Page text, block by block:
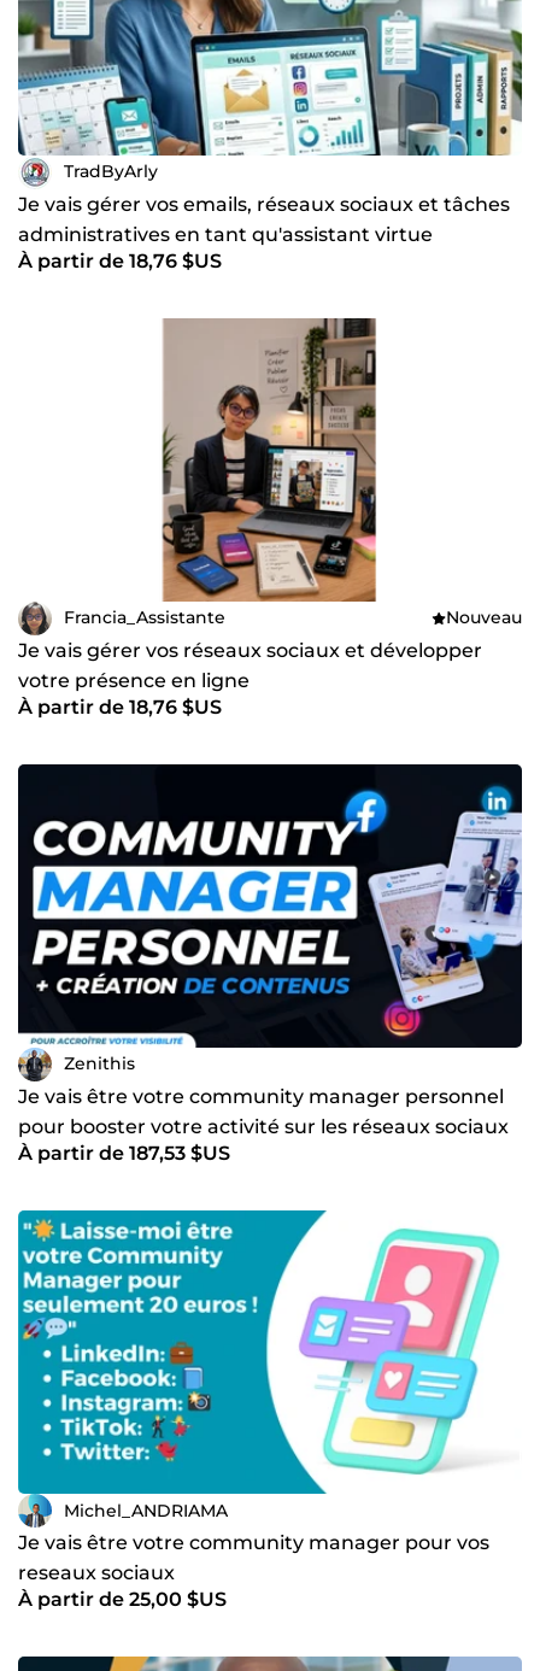
TradByArly
Je vais gérer vos emails, réseaux sociaux et tâches
administratives en tant qu'assistant virtue
À partir de 18,76 $US
Francia_Assistante Nouveau
Je vais gérer vos réseaux sociaux et développer
votre présence en ligne
À partir de 18,76 $US
Zenithis
Je vais être votre community manager personnel
pour booster votre activité sur les réseaux sociaux
À partir de 187,53 $US
Michel_ANDRIAMA
Je vais être votre community manager pour vos
reseaux sociaux
À partir de 25,00 $US